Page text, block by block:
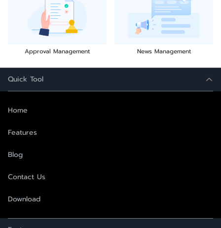
Approval Management News Management
Quick Tool
Home
Features
Blog
Contact Us
Download